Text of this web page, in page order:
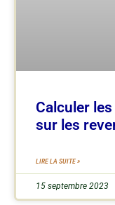
Calculer
sur les
LIRE LA SUITE »
15 septembre 2023